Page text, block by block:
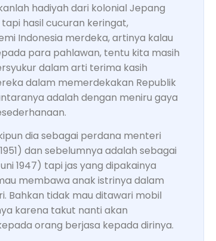
hadiyah dari kolonial Jepang
hasil cucuran keringat,
Indonesia merdeka, artinya kalau
para pahlawan, tentu kita masih
dalam arti terima kasih
dalam memerdekakan Republik
adalah dengan meniru gaya
dia sebagai perdana menteri
dan sebelumnya adalah sebagai
1947) tapi jas yang dipakainya
membawa anak istrinya dalam
Bahkan tidak mau ditawari mobil
karena takut nanti akan
orang berjasa kepada dirinya.